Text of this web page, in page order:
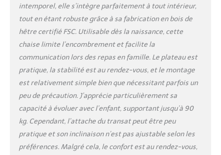
testée par le TÜV.
Fournie avec harnais 5
et arceau de sécurité
pour une utilisation
fiable à table Bois
durable certifié FSC :
Chaise haute bois
fabriquée en bois de
hêtre issu de forêts
gérées durablement. Un
choix respectueux de
l’environnement pour
accompagner votre
enfant pendant des
intemporel, elle s’intègre parfaitement à tout intérieur,
tout en étant robuste grâce à sa fabrication en bois de
hêtre certifié FSC. Utilisable dès la naissance, cette
chaise limite l’encombrement et facilite la
communication lors des repas en famille. Le plateau est
pratique, la stabilité est au rendez-vous, et le montage
est relativement simple bien que nécessitant parfois un
peu de précaution. J’apprécie particulièrement sa
capacité à évoluer avec l’enfant, supportant jusqu’à 90
kg. Cependant, l’attache du transat peut être peu
pratique et son inclinaison n’est pas ajustable selon les
préférences. Malgré cela, le confort est au rendez-vous,